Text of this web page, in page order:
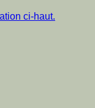
ci-haut.